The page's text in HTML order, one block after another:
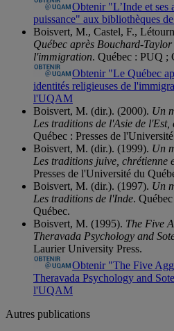
Obtenir "L’Inde et ses
puissance" aux bibliothèques
Boisvert, M., Castel, F.,
Québec après Bouchard-
l'immigration. Québec : PUQ ;
Obtenir "Le Québec
identités religieuses de
l'UQAM
Boisvert, M. (dir.). (2000). Un
Les traditions de l'Asie de
Québec : Presses de
Boisvert, M. (dir.). (1999). Un
Les traditions juive, chrétienne
Presses de l'Université du
Boisvert, M. (dir.). (1997). Un
Les traditions de l'Inde.
Québec.
Boisvert, M. (1995). The Five
Theravada Psychology and
Laurier University Press.
Obtenir "The Five
Theravada Psychology and
l'UQAM
Autres publications